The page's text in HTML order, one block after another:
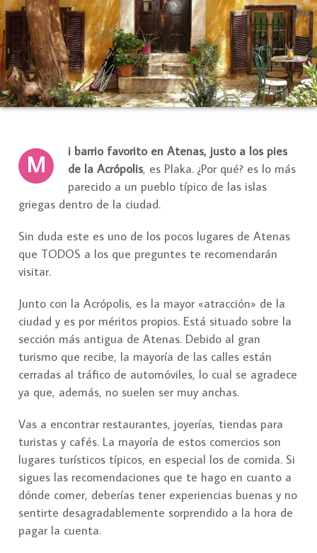
M
i barrio favorito en Atenas, justo a los pies
de la Acrópolis, es Plaka. ¿Por qué? es lo más
parecido a un pueblo típico de las islas
griegas dentro de la ciudad.
Sin duda este es uno de los pocos lugares de Atenas
que TODOS a los que preguntes te recomendarán
visitar.
Junto con la Acrópolis, es la mayor «atracción» de la
ciudad y es por méritos propios. Está situado sobre la
sección más antigua de Atenas. Debido al gran
turismo que recibe, la mayoría de las calles están
cerradas al tráfico de automóviles, lo cual se agradece
ya que, además, no suelen ser muy anchas.
Vas a encontrar restaurantes, joyerías, tiendas para
turistas y cafés. La mayoría de estos comercios son
lugares turísticos típicos, en especial los de comida. Si
sigues las recomendaciones que te hago en cuanto a
dónde comer, deberías tener experiencias buenas y no
sentirte desagradablemente sorprendido a la hora de
pagar la cuenta.